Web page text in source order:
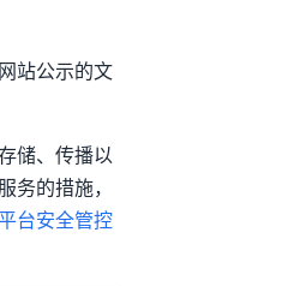
站公示的文
储、传播以
务的措施，
台安全管控